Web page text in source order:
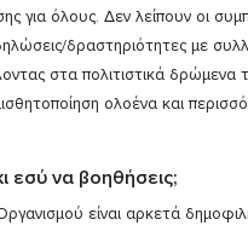
για όλους. Δεν λείπουν οι
δραστηριότητες με
στα πολιτιστικά δρώμενα
ολοένα και
εσύ να βοηθήσεις;
είναι αρκετά